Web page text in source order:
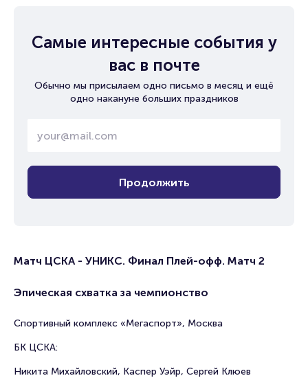
Самые интересные события у
вас в почте
Обычно мы присылаем одно письмо в месяц и ещё
одно накануне больших праздников
Продолжить
Матч ЦСКА - УНИКС. Финал Плей-офф. Матч 2
Эпическая схватка за чемпионство
Спортивный комплекс «Мегаспорт», Москва
БК ЦСКА:
Никита Михайловский, Каспер Уэйр, Сергей Клюев